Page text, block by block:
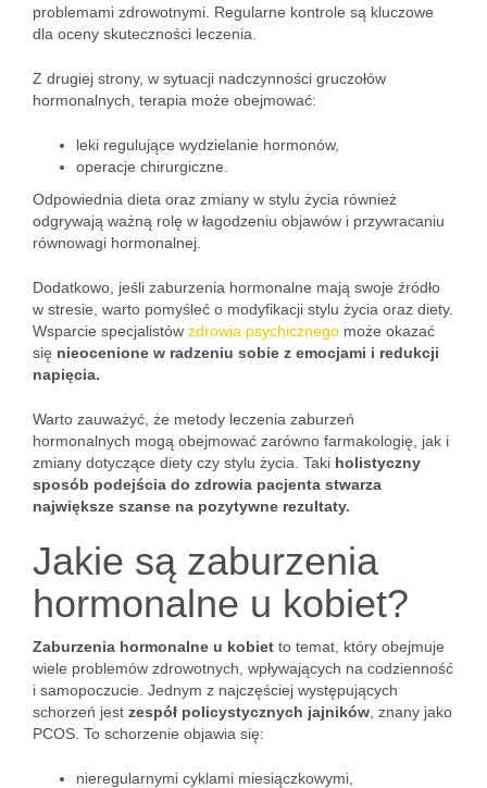
problemami zdrowotnymi. Regularne kontrole są kluczowe
dla oceny skuteczności leczenia.
Z drugiej strony, w sytuacji nadczynności gruczołów
hormonalnych, terapia może obejmować:
leki regulujące wydzielanie hormonów,
operacje chirurgiczne.
Odpowiednia dieta oraz zmiany w stylu życia również
odgrywają ważną rolę w łagodzeniu objawów i przywracaniu
równowagi hormonalnej.
Dodatkowo, jeśli zaburzenia hormonalne mają swoje źródło
w stresie, warto pomyśleć o modyfikacji stylu życia oraz diety.
Wsparcie specjalistów zdrowia psychicznego może okazać
się nieocenione w radzeniu sobie z emocjami i redukcji
napięcia.
Warto zauważyć, że metody leczenia zaburzeń
hormonalnych mogą obejmować zarówno farmakologię, jak i
zmiany dotyczące diety czy stylu życia. Taki holistyczny
sposób podejścia do zdrowia pacjenta stwarza
największe szanse na pozytywne rezultaty.
Jakie są zaburzenia
hormonalne u kobiet?
Zaburzenia hormonalne u kobiet to temat, który obejmuje
wiele problemów zdrowotnych, wpływających na codzienność
i samopoczucie. Jednym z najczęściej występujących
schorzeń jest zespół policystycznych jajników , znany jako
PCOS. To schorzenie objawia się:
nieregularnymi cyklami miesiączkowymi,